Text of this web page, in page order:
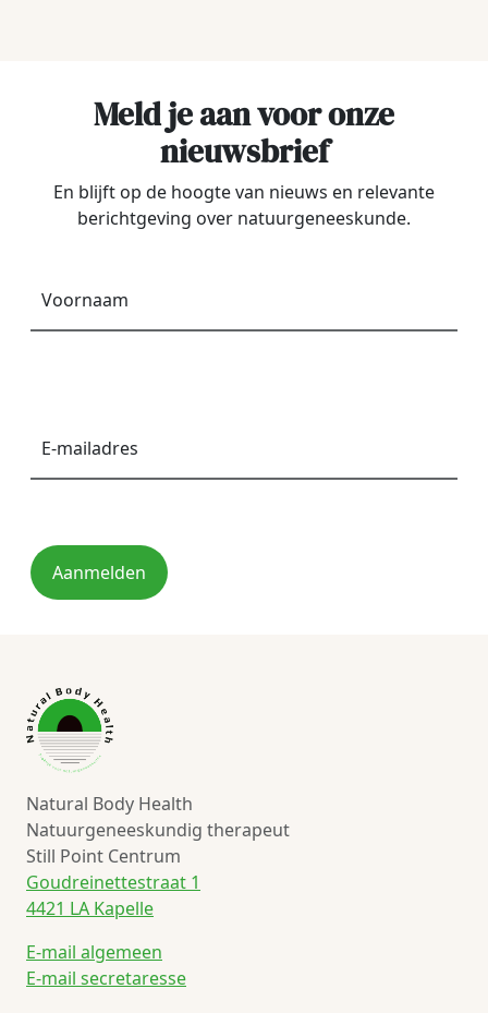
Meld je aan voor onze
nieuwsbrief
En blijft op de hoogte van nieuws en relevante
berichtgeving over natuurgeneeskunde.
Aanmelden
Natural Body Health
Natuurgeneeskundig therapeut
Still Point Centrum
Goudreinettestraat 1
4421 LA Kapelle
E-mail algemeen
E-mail secretaresse